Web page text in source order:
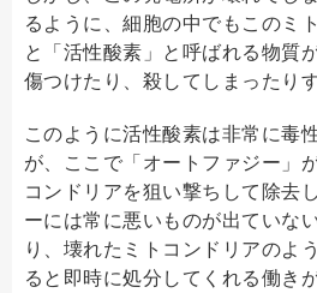
るように、細胞の中でもこのミ
と「活性酸素」と呼ばれる物質
傷つけたり、殺してしまったり
このように活性酸素は非常に毒
が、ここで「オートファジー」
コンドリアを狙い撃ちして除去
ーには常に悪いものが出ていな
り、壊れたミトコンドリアのよ
ると即時に処分してくれる働き